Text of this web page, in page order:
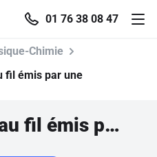
01 76 38 08 47
Chimie
fil émis par une
Identifier le noyau fil émis par une désintégration radioactive